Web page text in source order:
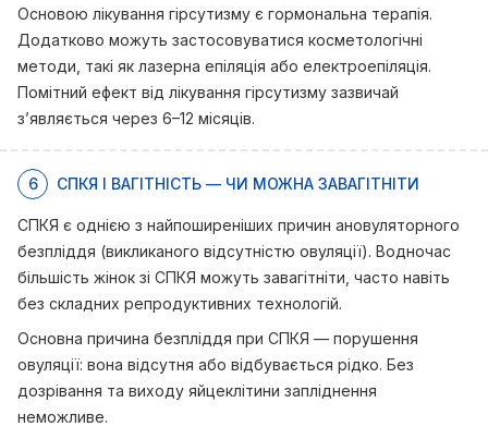
Основою лікування гірсутизму є гормональна терапія.
Додатково можуть застосовуватися косметологічні
методи, такі як лазерна епіляція або електроепіляція.
Помітний ефект від лікування гірсутизму зазвичай
з’являється через 6–12 місяців.
6 СПКЯ І ВАГІТНІСТЬ — ЧИ МОЖНА ЗАВАГІТНІТИ
СПКЯ є однією з найпоширеніших причин ановуляторного
безпліддя (викликаного відсутністю овуляції). Водночас
більшість жінок зі СПКЯ можуть завагітніти, часто навіть
без складних репродуктивних технологій.
Основна причина безпліддя при СПКЯ — порушення
овуляції: вона відсутня або відбувається рідко. Без
дозрівання та виходу яйцеклітини запліднення
неможливе.